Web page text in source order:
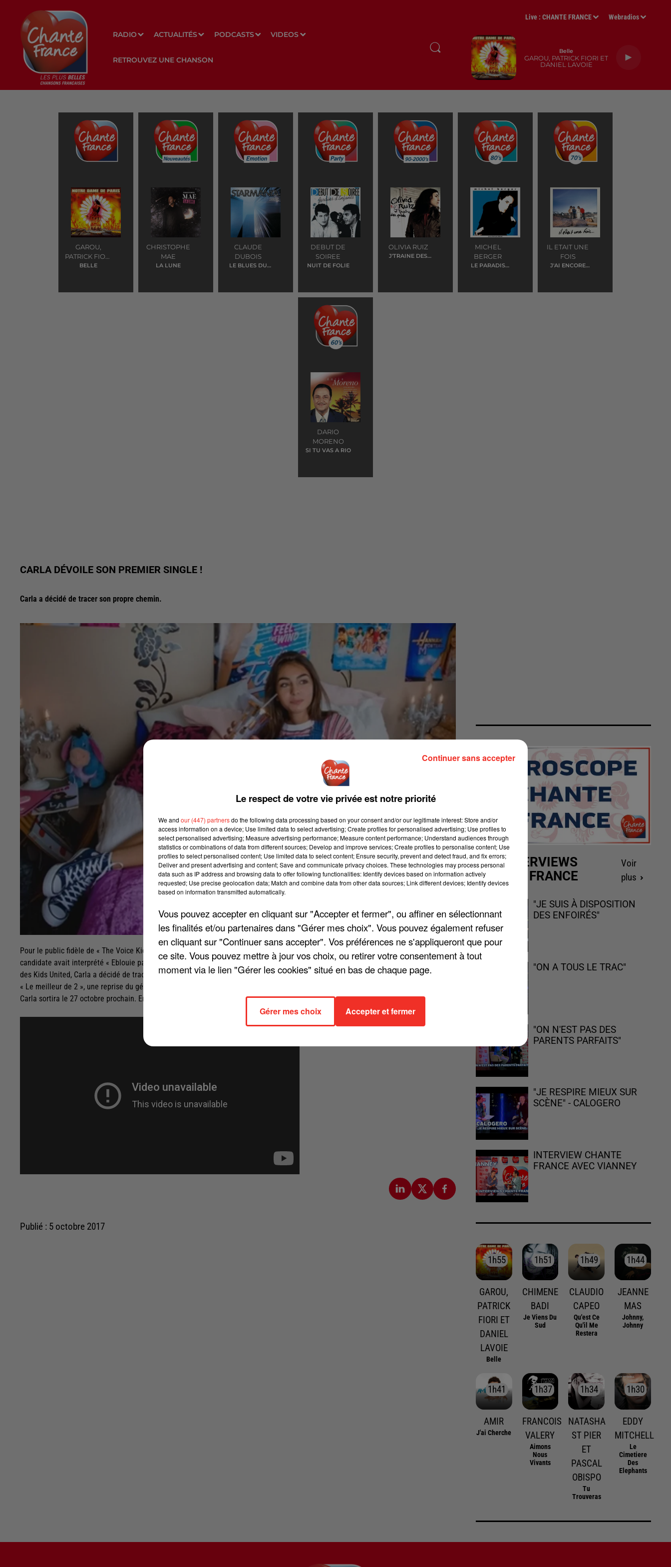
RADIO ACTUALITÉS PODCASTS VIDEOS
RETROUVEZ UNE CHANSON
Live :CHANTE FRANCE Webradios
Belle
GAROU, PATRICK FIORI ET
DANIEL LAVOIE
GAROU,
PATRICK FIORI
ET DANIEL
BELLE
CHRISTOPHE
MAE
LA LUNE
CLAUDE
DUBOIS
LE BLUES DU
DEBUT DE
SOIREE
NUIT DE FOLIE
OLIVIA RUIZ
J'TRAINE DES
MICHEL
BERGER
LE PARADIS
IL ETAIT UNE
FOIS
J'AI ENCORE
DARIO
MORENO
SI TU VAS A RIO
CARLA DÉVOILE SON PREMIER SINGLE !
Carla a décidé de tracer son propre chemin.
Pour le public fidèle de « The Voice Kids », émission diffusée sur TF1, impossible d'être passé à côté de la jeune Carla en 2014. La
candidate avait interprété « Eblouie par la nuit » de Zaz, avec une voix à la profondeur impressionnante. Après son passage au sein
des Kids United, Carla a décidé de tracer son propre chemin, et vient d'ailleurs de publier un extrait de son futur album. Il s'agit de
« Le meilleur de 2 », une reprise du générique de la série pour ados « Hannah Montana ». L'album de reprises de génériques Disney de
Carla sortira le 27 octobre prochain. En attendant, écoutez !
Publié : 5 octobre 2017
LES INTERVIEWS
CHANTE FRANCE
Voir
plus
"JE SUIS À DISPOSITION
DES ENFOIRÉS"
"ON A TOUS LE TRAC"
"ON N'EST PAS DES
PARENTS PARFAITS"
"JE RESPIRE MIEUX SUR
SCÈNE" - CALOGERO
INTERVIEW CHANTE
FRANCE AVEC VIANNEY
1h55
1h55
GAROU,
PATRICK
FIORI ET
DANIEL
LAVOIE
Belle
1h51
1h51
CHIMENE
BADI
Je Viens Du
Sud
1h49
1h49
CLAUDIO
CAPEO
Qu'est Ce
Qu'il Me
Restera
1h44
1h44
JEANNE
MAS
Johnny,
Johnny
1h41
1h41
AMIR
J'ai Cherche
1h37
1h37
FRANCOIS
VALERY
Aimons
Nous
Vivants
1h34
1h34
NATASHA
ST PIER
ET
PASCAL
OBISPO
Tu
Trouveras
1h30
1h30
EDDY
MITCHELL
Le
Cimetiere
Des
Elephants
Le respect de votre vie privée est notre priorité
We and our (447) partnersdo the following data processing based on your consent and/or our legitimate interest: Store and/or
access information on a device; Use limited data to select advertising; Create profiles for personalised advertising; Use profiles to
select personalised advertising; Measure advertising performance; Measure content performance; Understand audiences through
statistics or combinations of data from different sources; Develop and improve services; Create profiles to personalise content; Use
profiles to select personalised content; Use limited data to select content; Ensure security, prevent and detect fraud, and fix errors;
Deliver and present advertising and content; Save and communicate privacy choices. These technologies may process personal
data such as IP address and browsing data to offer following functionalities: Identify devices based on information actively
requested; Use precise geolocation data; Match and combine data from other data sources; Link different devices; Identify devices
based on information transmitted automatically.
Vous pouvez accepter en cliquant sur "Accepter et fermer", ou affiner en sélectionnant
les finalités et/ou partenaires dans "Gérer mes choix". Vous pouvez également refuser
en cliquant sur "Continuer sans accepter". Vos préférences ne s'appliqueront que pour
ce site. Vous pouvez mettre à jour vos choix, ou retirer votre consentement à tout
moment via le lien "Gérer les cookies" situé en bas de chaque page.
Gérer mes choix Accepter et fermer
Continuer sans accepter